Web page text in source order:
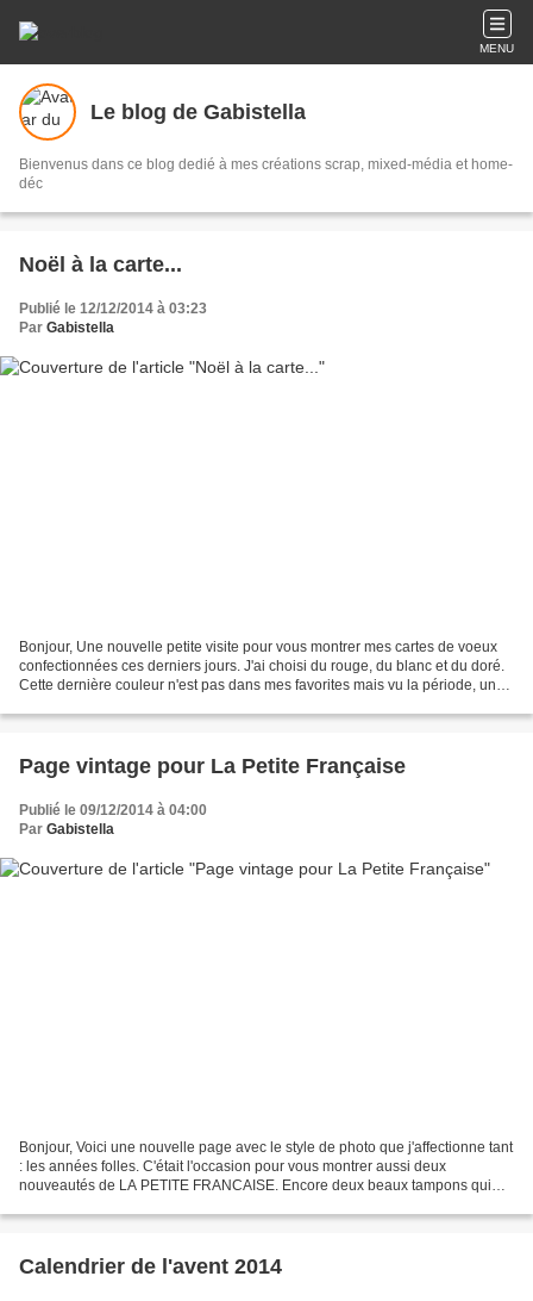
MENU
Le blog de Gabistella
Bienvenus dans ce blog dedié à mes créations scrap, mixed-média et home-
déc
Noël à la carte...
Publié le 12/12/2014 à 03:23
Par Gabistella
Bonjour, Une nouvelle petite visite pour vous montrer mes cartes de voeux
confectionnées ces derniers jours. J'ai choisi du rouge, du blanc et du doré.
Cette dernière couleur n'est pas dans mes favorites mais vu la période, un
Page vintage pour La Petite Française
Publié le 09/12/2014 à 04:00
Par Gabistella
Bonjour, Voici une nouvelle page avec le style de photo que j'affectionne tant
: les années folles. C'était l'occasion pour vous montrer aussi deux
nouveautés de LA PETITE FRANCAISE. Encore deux beaux tampons qui
Calendrier de l'avent 2014